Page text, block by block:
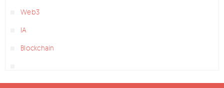
Web3
IA
Blockchain